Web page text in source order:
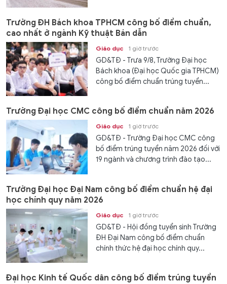
Trường ĐH Bách khoa TPHCM công bố điểm chuẩn,
cao nhất ở ngành Kỹ thuật Bán dẫn
Giáo dục 1 giờ trước
GD&TĐ - Trưa 9/8, Trường Đại học
Bách khoa (Đại học Quốc gia TPHCM)
công bố điểm chuẩn trúng tuyển...
Trường Đại học CMC công bố điểm chuẩn năm 2026
Giáo dục 1 giờ trước
GD&TĐ - Trường Đại học CMC công
bố điểm trúng tuyển năm 2026 đối với
19 ngành và chương trình đào tạo...
Trường Đại học Đại Nam công bố điểm chuẩn hệ đại
học chính quy năm 2026
Giáo dục 1 giờ trước
GD&TĐ - Hội đồng tuyển sinh Trường
ĐH Đại Nam công bố điểm chuẩn
chính thức hệ đại học chính quy...
Đại học Kinh tế Quốc dân công bố điểm trúng tuyển